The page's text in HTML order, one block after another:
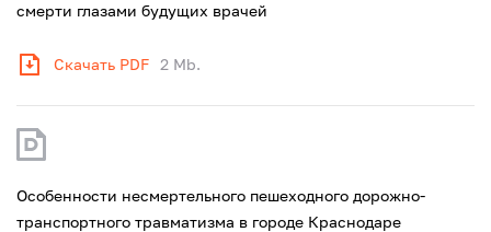
смерти глазами будущих врачей
Скачать PDF 2 Mb.
Особенности несмертельного пешеходного дорожно-
транспортного травматизма в городе Краснодаре